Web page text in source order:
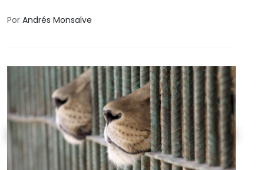
igual para los hombres
Por Andrés Monsalve